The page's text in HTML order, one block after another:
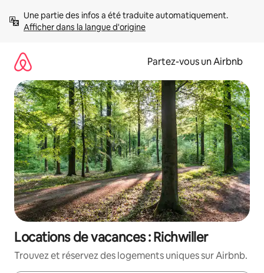
directement
Afficher dans la langue d'origine
Partez-vous un Airbnb
Locations de vacances : Richwiller
Trouvez et réservez des logements uniques sur Airbnb.